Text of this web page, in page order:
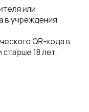
или
в учреждения
QR-кода в
18 лет.